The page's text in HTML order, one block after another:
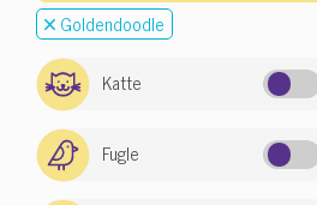
Goldendoodle
Katte
Fugle